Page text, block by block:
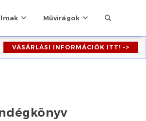
Művirágok Toggle
website
VÁSÁRLÁSI INFORMÁCIÓK ITT! ->